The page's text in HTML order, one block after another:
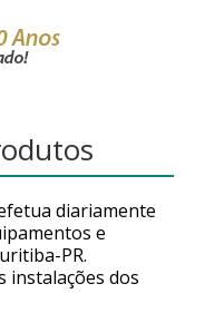
diariamente
e
PR.
instalações dos